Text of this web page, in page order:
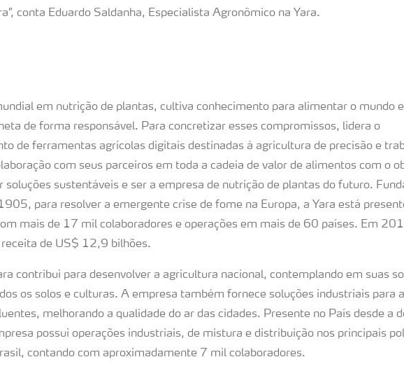
conta Eduardo Saldanha, Especialista Agronômico na Yara.
em nutrição de plantas, cultiva conhecimento para alimentar o mundo e
de forma responsável. Para concretizar esses compromissos, lidera o
de ferramentas agrícolas digitais destinadas à agricultura de precisão e
com seus parceiros em toda a cadeia de valor de alimentos com o
soluções sustentáveis e ser a empresa de nutrição de plantas do futuro.
para resolver a emergente crise de fome na Europa, a Yara está
mais de 17 mil colaboradores e operações em mais de 60 países. Em
de US$ 12,9 bilhões.
contribui para desenvolver a agricultura nacional, contemplando em suas
os solos e culturas. A empresa também fornece soluções industriais para a
melhorando a qualidade do ar das cidades. Presente no País desde a
possui operações industriais, de mistura e distribuição nos principais
contando com aproximadamente 7 mil colaboradores.